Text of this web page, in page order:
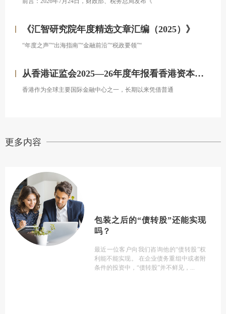
《汇智研究院年度精选文章汇编（2025）》
“年度之声”“出海指南”“金融前沿”“税政要领”“
从香港证监会2025—26年度年报看香港资本市场发展的新方向
香港作为全球主要国际金融中心之一，长期以来凭借普通
更多内容
包装之后的“债转股”还能实现
吗？
最近一位客户向我们咨询他的“债转股”权
利能不能实现。 在企业债务重组中或者附
条件的投资中，“债转股”并不鲜见，